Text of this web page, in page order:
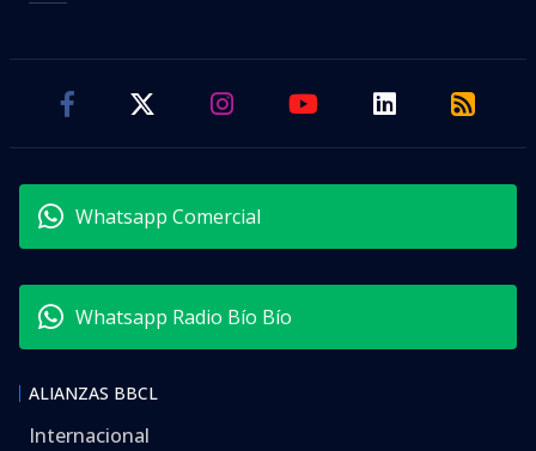
Whatsapp Comercial
Whatsapp Radio Bío Bío
ALIANZAS BBCL
Internacional